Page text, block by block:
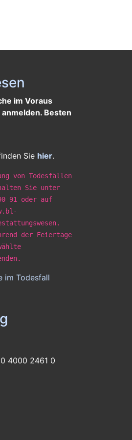
im Voraus
Besten
Sie hier.
von Todesfällen
Sie unter
91 oder auf
der Feiertage
im Todesfall
4000 2461 0